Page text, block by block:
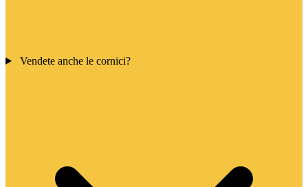
Vendete anche le cornici?